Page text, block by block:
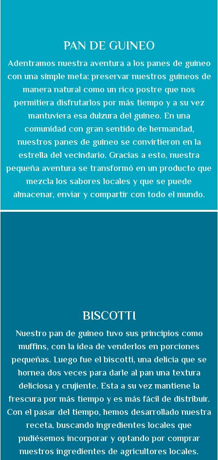
PAN DE GUINEO
Adentramos nuestra aventura a los panes de guineo
con una simple meta: preservar nuestros guineos de
manera natural como un rico postre que nos
permitiera disfrutarlos por más tiempo y a su vez
mantuviera esa dulzura del guineo. En una
comunidad con gran sentido de hermandad,
nuestros panes de guineo se convirtieron en la
estrella del vecindario. Gracias a esto, nuestra
pequeña aventura se transformó en un producto que
mezcla los sabores locales y que se puede
almacenar, enviar y compartir con todo el mundo.
BISCOTTI
Nuestro pan de guineo tuvo sus principios como
muffins, con la idea de venderlos en porciones
pequeñas. Luego fue el biscotti, una delicia que se
hornea dos veces para darle al pan una textura
deliciosa y crujiente. Esta a su vez mantiene la
frescura por más tiempo y es más fácil de distribuir.
Con el pasar del tiempo, hemos desarrollado nuestra
receta, buscando ingredientes locales que
pudiésemos incorporar y optando por comprar
nuestros ingredientes de agricultores locales.